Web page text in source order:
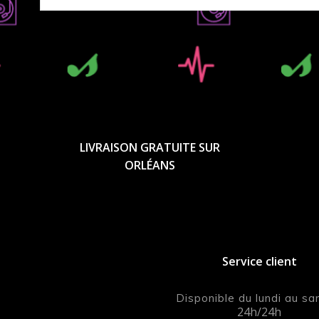
LIVRAISON GRATUITE SUR
ORLÉANS
Service client
Disponible du lundi au
24h/24h